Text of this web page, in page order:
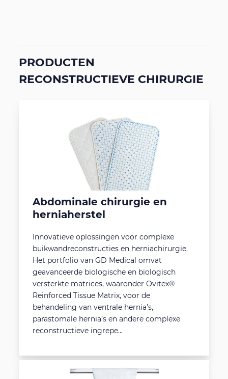
PRODUCTEN
RECONSTRUCTIEVE CHIRURGIE
Abdominale chirurgie en
herniaherstel
Innovatieve oplossingen voor complexe
buikwandreconstructies en herniachirurgie.
Het portfolio van GD Medical omvat
geavanceerde biologische en biologisch
versterkte matrices, waaronder Ovitex®
Reinforced Tissue Matrix, voor de
behandeling van ventrale hernia’s,
parastomale hernia’s en andere complexe
reconstructieve ingrepe...